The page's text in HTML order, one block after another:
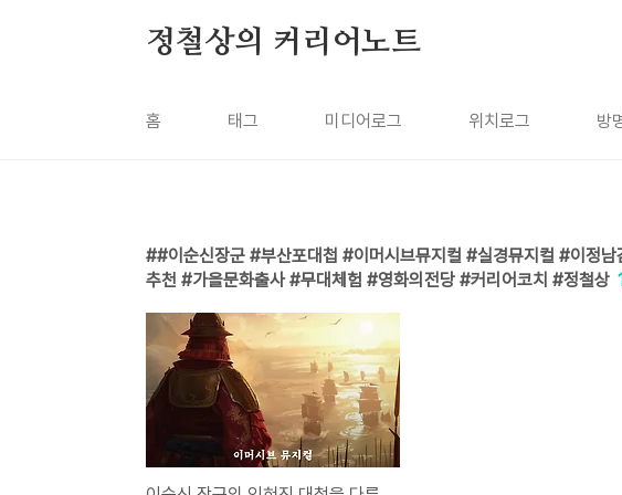
정철상의 커리어노트
홈 태그 미디어로그 위치로그 방
#이순신장군 #부산포대첩 #이머시브뮤지컬 #실경뮤지컬 #이정
추천 #가을문화출사 #무대체험 #영화의전당 #커리어코치 #정철상